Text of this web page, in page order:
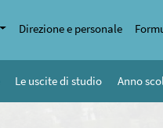
Direzione e personale
Le uscite di studio Anno